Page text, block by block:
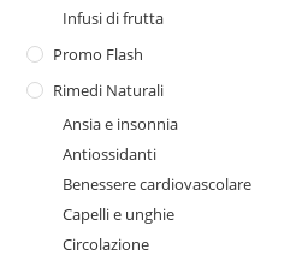
Infusi di frutta
Promo Flash
Rimedi Naturali
Ansia e insonnia
Antiossidanti
Benessere cardiovascolare
Capelli e unghie
Circolazione